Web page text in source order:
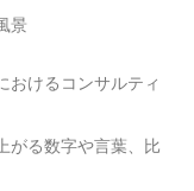
景
おけるコンサルティ
がる数字や言葉、比